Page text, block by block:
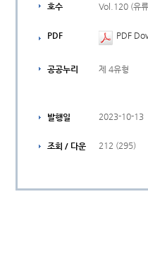
호수 Vol.120 (유
PDF PDF
공공누리 제 4유형
발행일 2023-10-13
조회 / 다운 212 (295)